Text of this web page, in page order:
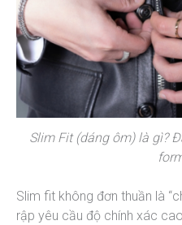
Slim Fit (dáng ôm) là gì?
Slim fit không đơn thuần là
rập yêu cầu độ chính xác